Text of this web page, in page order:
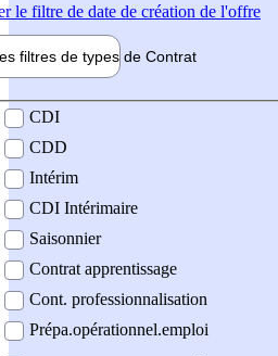
le filtre de date de création de l'offre
filtres de types de Contrat
contrat
CDI
CDD
Intérim
CDI Intérimaire
Saisonnier
Contrat apprentissage
Cont. professionnalisation
Prépa.opérationnel.emploi